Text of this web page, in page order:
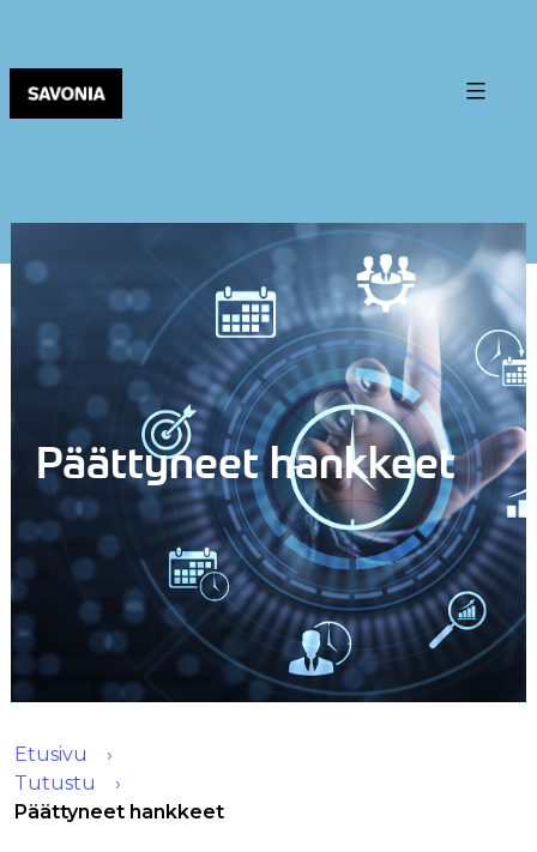
Päättyneet hankkeet
Etusivu
Tutustu
Päättyneet hankkeet